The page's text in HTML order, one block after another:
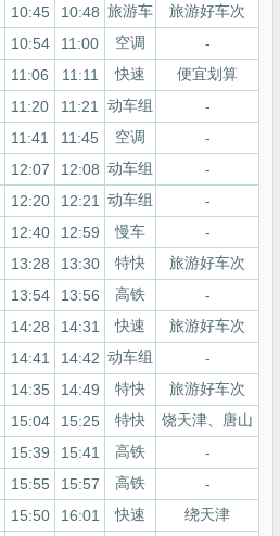
10:45 10:48 旅游车
旅游好车次
10:54 11:00 空调
-
11:06 11:11 快速
便宜划算
11:20 11:21 动车组
-
11:41 11:45 空调
-
12:07 12:08 动车组
-
12:20 12:21 动车组
-
12:40 12:59 慢车
-
13:28 13:30 特快
旅游好车次
13:54 13:56 高铁
-
14:28 14:31 快速
旅游好车次
14:41 14:42 动车组
-
14:35 14:49 特快
旅游好车次
15:04 15:25 特快
饶天津、唐山
15:39 15:41 高铁
-
15:55 15:57 高铁
-
15:50 16:01 快速
绕天津